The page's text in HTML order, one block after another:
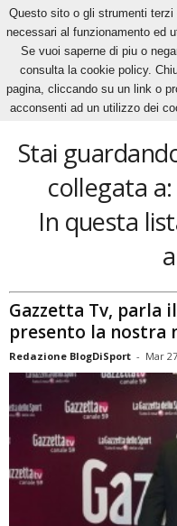
Home Tags Claudio Arrigoni
Claudio Arrigoni
Stai
collegata
In questa
Gazzetta Tv, parla
presento la nostra
Redazione BlogDiSport - Mar
Questo sito o gli strumenti
necessari al funzionamento ed
Se vuoi saperne di piu o
consulta la cookie policy.
pagina, cliccando su un link o
acconsenti ad un utilizzo dei